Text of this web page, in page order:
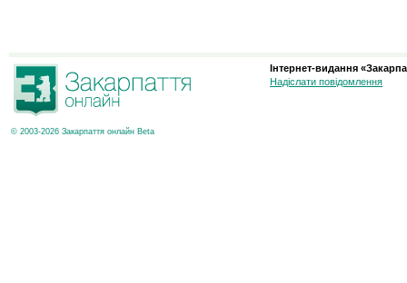
© 2003-2026 Закарпаття онлайн Beta
Інтернет-видання
Надіслати повідомлення